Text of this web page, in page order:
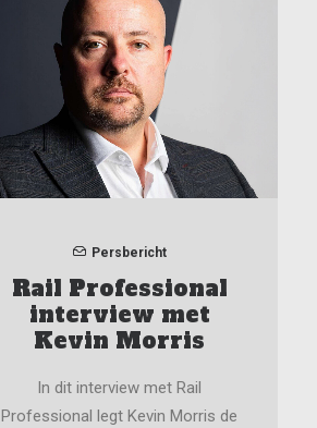
Persbericht
Rail Professional
interview met
Kevin Morris
In dit interview met Rail
Professional legt Kevin Morris de